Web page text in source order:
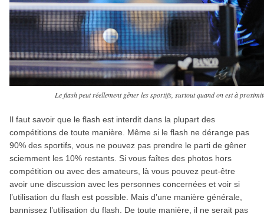
Le flash peut réellement gêner les sportifs, surtout quand on est à
Il faut savoir que le flash est interdit dans la plupart des
compétitions de toute manière. Même si le flash ne dérange pas
90% des sportifs, vous ne pouvez pas prendre le parti de gêner
sciemment les 10% restants. Si vous faîtes des photos hors
compétition ou avec des amateurs, là vous pouvez peut-être
avoir une discussion avec les personnes concernées et voir si
l’utilisation du flash est possible. Mais d’une manière générale,
bannissez l’utilisation du flash. De toute manière, il ne serait pas